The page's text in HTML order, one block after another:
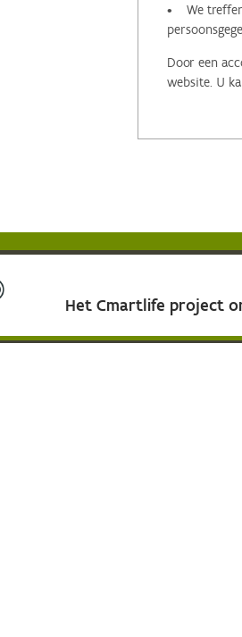
• We treffen
Door een
website. U
Het Cmartlife project